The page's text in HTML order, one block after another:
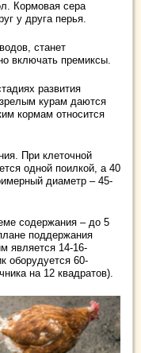
Кормовая сера
у друга перья.
станет
включать премиксы.
развития
курам даются
кормам относится
При клеточной
одной поилкой, а 40
диаметр – 45-
содержания – до 5
поддержания
является 14-16-
оборудуется 60-
на 12 квадратов).